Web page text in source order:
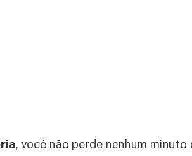
, você não perde nenhum